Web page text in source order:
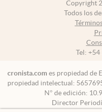
Copyright
Todos los
Tel: +54
cronista.com es propiedad de
propiedad intelectual:
N° de edición:
Director